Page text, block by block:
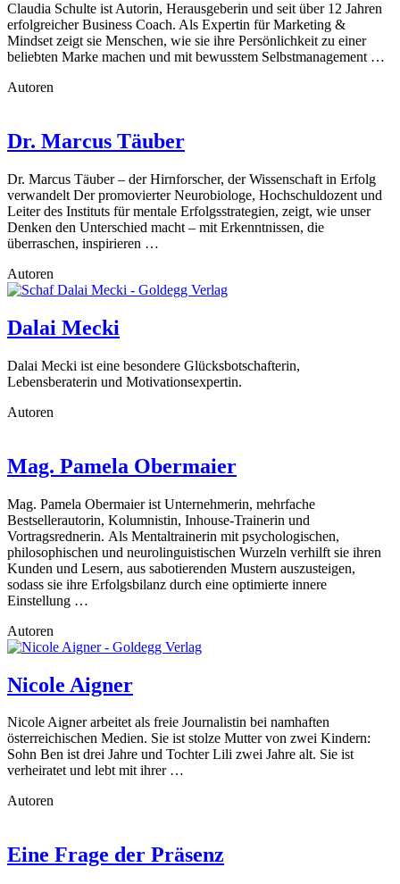
Claudia Schulte ist Autorin, Herausgeberin und seit über 12 Jahren
erfolgreicher Business Coach. Als Expertin für Marketing &
Mindset zeigt sie Menschen, wie sie ihre Persönlichkeit zu einer
beliebten Marke machen und mit bewusstem Selbstmanagement …
Autoren
Dr. Marcus Täuber
Dr. Marcus Täuber – der Hirnforscher, der Wissenschaft in Erfolg
verwandelt Der promovierter Neurobiologe, Hochschuldozent und
Leiter des Instituts für mentale Erfolgsstrategien, zeigt, wie unser
Denken den Unterschied macht – mit Erkenntnissen, die
überraschen, inspirieren …
Autoren
Dalai Mecki
Dalai Mecki ist eine besondere Glücksbotschafterin,
Lebensberaterin und Motivationsexpertin.
Autoren
Mag. Pamela Obermaier
Mag. Pamela Obermaier ist Unternehmerin, mehrfache
Bestsellerautorin, Kolumnistin, Inhouse-Trainerin und
Vortragsrednerin. Als Mentaltrainerin mit psychologischen,
philosophischen und neurolinguistischen Wurzeln verhilft sie ihren
Kunden und Lesern, aus sabotierenden Mustern auszusteigen,
sodass sie ihre Erfolgsbilanz durch eine optimierte innere
Einstellung …
Autoren
Nicole Aigner
Nicole Aigner arbeitet als freie Journalistin bei namhaften
österreichischen Medien. Sie ist stolze Mutter von zwei Kindern:
Sohn Ben ist drei Jahre und Tochter Lili zwei Jahre alt. Sie ist
verheiratet und lebt mit ihrer …
Autoren
Eine Frage der Präsenz